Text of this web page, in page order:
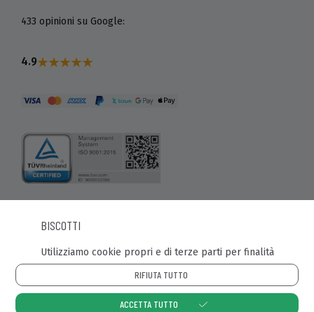
433 opinioni su Google:
4.9
© Recaball 2022.
Calle Fragua, 20. Pol. Ind Los Rosales. 28932 - Móstoles
(Madrid)
Politica sulla Privacy
BISCOTTI
Utilizziamo cookie propri e di terze parti per finalità
RIFIUTA TUTTO
ACCETTA TUTTO